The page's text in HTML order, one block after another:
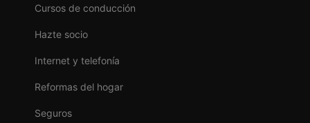
Cursos de conducción
Hazte socio
Internet y telefonía
Reformas del hogar
Seguros